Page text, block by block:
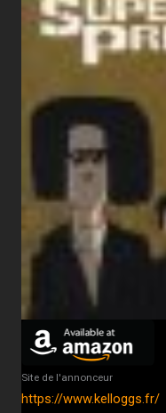
Site de l'annonceur
https://www.kelloggs.fr/